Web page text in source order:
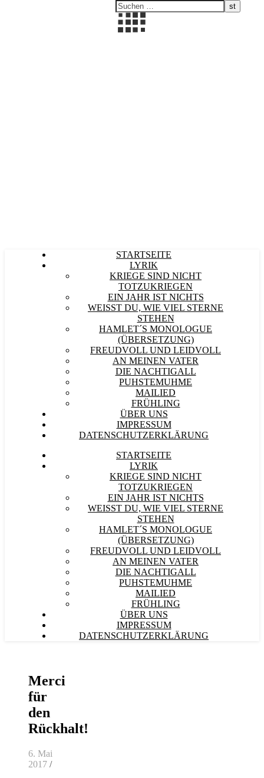
STARTSEITE
LYRIK
KRIEGE SIND NICHT
TOTZUKRIEGEN
EIN JAHR IST NICHTS
WEISST DU, WIE VIEL STERNE S
TEHEN
HAMLET´S MONOLOGUE
(ÜBERSETZUNG)
FREUDVOLL UND LEIDVOLL
AN MEINEN VATER
DIE NACHTIGALL
PUHSTEMUHME
MAILIED
FRÜHLING
ÜBER UNS
IMPRESSUM
DATENSCHUTZERKLÄRUNG
STARTSEITE
LYRIK
KRIEGE SIND NICHT
TOTZUKRIEGEN
EIN JAHR IST NICHTS
WEISST DU, WIE VIEL STERNE S
TEHEN
HAMLET´S MONOLOGUE
(ÜBERSETZUNG)
FREUDVOLL UND LEIDVOLL
AN MEINEN VATER
DIE NACHTIGALL
PUHSTEMUHME
MAILIED
FRÜHLING
ÜBER UNS
IMPRESSUM
DATENSCHUTZERKLÄRUNG
Merci
für
den
Rückhalt!
6. Mai
2017 /